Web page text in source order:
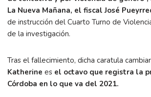
La Nueva Mañana, el fiscal José
de instrucción del Cuarto Turno de
de la investigación.
Tras el fallecimiento, dicha caratula
Katherine es el octavo que registra la
Córdoba en lo que va del 2021.